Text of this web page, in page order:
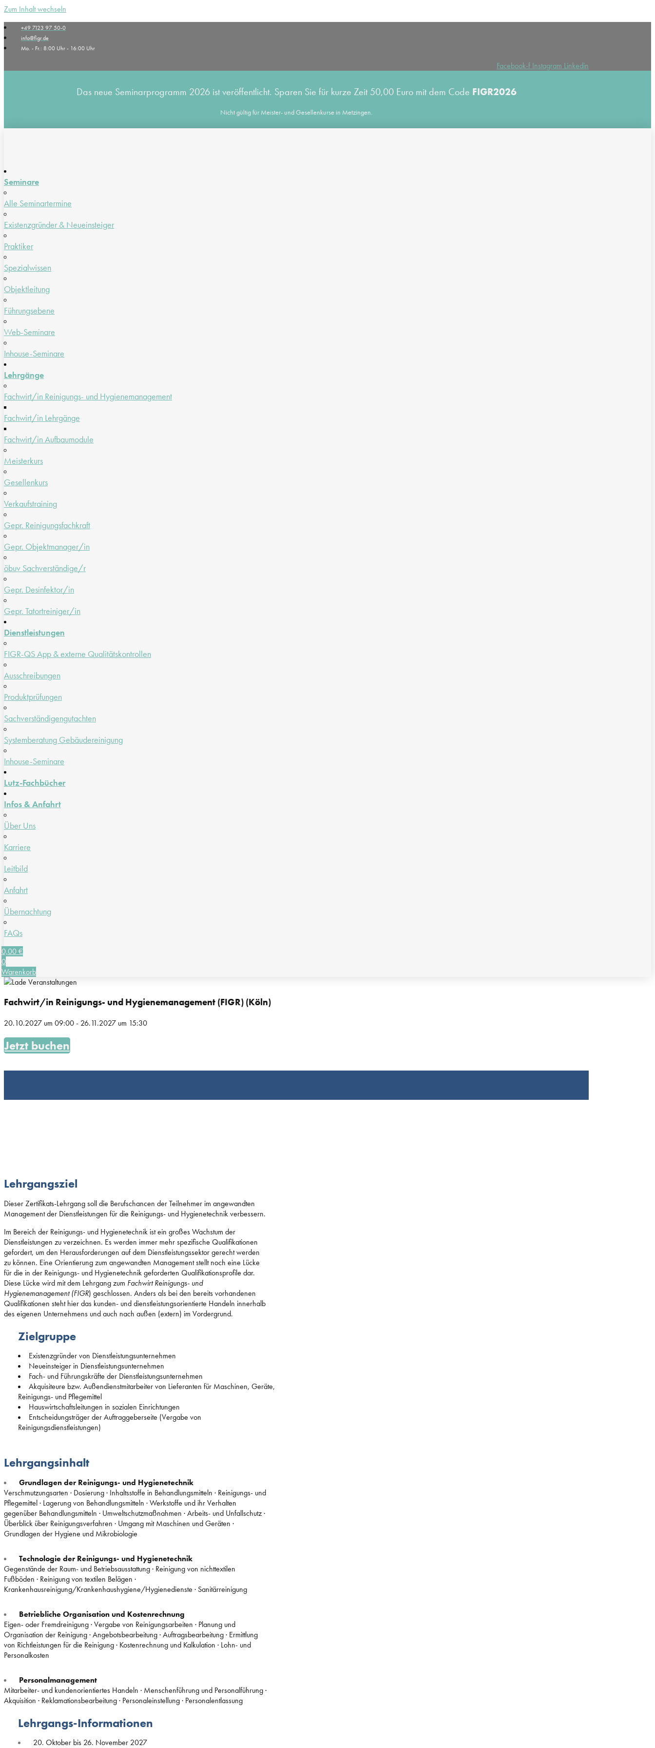
Zum Inhalt wechseln
+49 7123 97 50-0
info@figr.de
Mo. - Fr.: 8:00 Uhr - 16:00 Uhr
Facebook-f Instagram Linkedin
Das neue Seminarprogramm 2026 ist veröffentlicht. Sparen Sie für kurze Zeit 50,00 Euro mit dem Code FIGR2026
Nicht gültig für Meister- und Gesellenkurse in Metzingen.
Seminare
Alle Seminartermine
Existenzgründer & Neueinsteiger
Praktiker
Spezialwissen
Objektleitung
Führungsebene
Web-Seminare
Inhouse-Seminare
Lehrgänge
Fachwirt/in Reinigungs- und Hygienemanagement
Fachwirt/in Lehrgänge
Fachwirt/in Aufbaumodule
Meisterkurs
Gesellenkurs
Verkaufstraining
Gepr. Reinigungsfachkraft
Gepr. Objektmanager/in
öbuv Sachverständige/r
Gepr. Desinfektor/in
Gepr. Tatortreiniger/in
Dienstleistungen
FIGR-QS App & externe Qualitätskontrollen
Ausschreibungen
Produktprüfungen
Sachverständigengutachten
Systemberatung Gebäudereinigung
Inhouse-Seminare
Lutz-Fachbücher
Infos & Anfahrt
Über Uns
Karriere
Leitbild
Anfahrt
Übernachtung
FAQs
0,00€
0
Warenkorb
Fachwirt/in Reinigungs- und Hygienemanagement (FIGR) (Köln)
20.10.2027 um 09:00- 26.11.2027 um 15:30
Jetzt buchen
Lehrgangsziel
Dieser Zertifikats-Lehrgang soll die Berufschancen der Teilnehmer im angewandten
Management der Dienstleistungen für die Reinigungs- und Hygienetechnik verbessern.
Im Bereich der Reinigungs- und Hygienetechnik ist ein großes Wachstum der
Dienstleistungen zu verzeichnen. Es werden immer mehr spezifische Qualifikationen
gefordert, um den Herausforderungen auf dem Dienstleistungssektor gerecht werden
zu können. Eine Orientierung zum angewandten Management stellt noch eine Lücke
für die in der Reinigungs- und Hygienetechnik geforderten Qualifikationsprofile dar.
Diese Lücke wird mit dem Lehrgang zum Fachwirt Reinigungs- und
Hygienemanagement (FIGR) geschlossen. Anders als bei den bereits vorhandenen
Qualifikationen steht hier das kunden- und dienstleistungsorientierte Handeln innerhalb
des eigenen Unternehmens und auch nach außen (extern) im Vordergrund.
Zielgruppe
Existenzgründer von Dienstleistungsunternehmen
Neueinsteiger in Dienstleistungsunternehmen
Fach- und Führungskräfte der Dienstleistungsunternehmen
Akquisiteure bzw. Außendienstmitarbeiter von Lieferanten für Maschinen, Geräte,
Reinigungs- und Pflegemittel
Hauswirtschaftsleitungen in sozialen Einrichtungen
Entscheidungsträger der Auftraggeberseite (Vergabe von
Reinigungsdienstleistungen)
Lehrgangsinhalt
Grundlagen der Reinigungs- und Hygienetechnik
Verschmutzungsarten · Dosierung · Inhaltsstoffe in Behandlungsmitteln · Reinigungs- und
Pflegemittel · Lagerung von Behandlungsmitteln · Werkstoffe und ihr Verhalten
gegenüber Behandlungsmitteln · Umweltschutzmaßnahmen · Arbeits- und Unfallschutz ·
Überblick über Reinigungsverfahren · Umgang mit Maschinen und Geräten ·
Grundlagen der Hygiene und Mikrobiologie
Technologie der Reinigungs- und Hygienetechnik
Gegenstände der Raum- und Betriebsausstattung · Reinigung von nichttextilen
Fußböden · Reinigung von textilen Belägen ·
Krankenhausreinigung/Krankenhaushygiene/Hygienedienste · Sanitärreinigung
Betriebliche Organisation und Kostenrechnung
Eigen- oder Fremdreinigung · Vergabe von Reinigungsarbeiten · Planung und
Organisation der Reinigung · Angebotsbearbeitung · Auftragsbearbeitung · Ermittlung
von Richtleistungen für die Reinigung · Kostenrechnung und Kalkulation · Lohn- und
Personalkosten
Personalmanagement
Mitarbeiter- und kundenorientiertes Handeln · Menschenführung und Personalführung ·
Akquisition · Reklamationsbearbeitung · Personaleinstellung · Personalentlassung
Lehrgangs-Informationen
20. Oktober bis 26. November 2027